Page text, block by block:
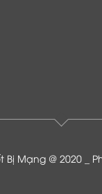
sử dụng dịch
Mạng @ 2020 _